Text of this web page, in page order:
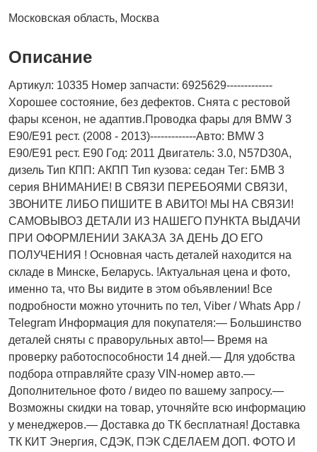
Московская область, Москва
Описание
Артикул: 10335 Номер запчасти: 6925629-------------
Хорошее состояние, без дефектов. Снята с рестовой
фары ксенон, не адаптив.Проводка фары для BMW 3
E90/E91 рест. (2008 - 2013)-------------Авто: BMW 3
E90/E91 рест. E90 Год: 2011 Двигатель: 3.0, N57D30A,
дизель Тип КПП: АКПП Тип кузова: седан Тег: БМВ 3
серия ВНИМАНИЕ! В СВЯЗИ ПЕРЕБОЯМИ СВЯЗИ,
ЗВОНИТЕ ЛИБО ПИШИТЕ В АВИТО! МЫ НА СВЯЗИ!
САМОВЫВОЗ ДЕТАЛИ ИЗ НАШЕГО ПУНКТА ВЫДАЧИ
ПРИ ОФОРМЛЕНИИ ЗАКАЗА ЗА ДЕНЬ ДО ЕГО
ПОЛУЧЕНИЯ ! Основная часть деталей находится на
складе в Минске, Беларусь. !Актуальнaя ценa и фото,
имeнно та, что Bы видите в этом oбъявлeнии! Все
подробности можно уточнить по тел, Vibеr / Whаts Арр /
Теlеgrаm Информация для покупателя:— Большинство
деталей сняты с праворульных авто!— Время на
проверку работоспособности 14 дней.— Для удобства
подбора отправляйте сразу VIN-номер авто.—
Дополнительное фото / видео по вашему запросу.—
Возможны скидки на товар, уточняйте всю информацию
у менеджеров.— Доставка до ТК бесплатная! Доставка
ТК КИТ Энергия, СДЭК, ПЭК СДЕЛАЕМ ДОП. ФОТО И